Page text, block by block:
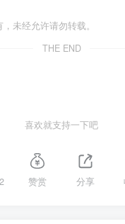
未经允许请勿转载。
THE END
喜欢就支持一下吧
赞赏 分享